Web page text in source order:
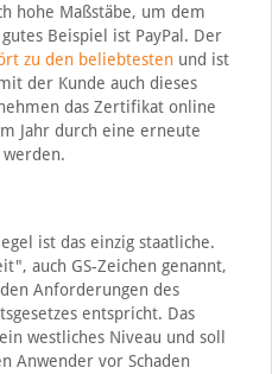
hohe Maßstäbe, um dem
Beispiel ist PayPal. Der
zu den beliebtestenund ist
der Kunde auch dieses
das Zertifikat online
Jahr durch eine erneute
ist das einzig staatliche.
auch GS-Zeichen genannt,
Anforderungen des
entspricht. Das
westliches Niveau und soll
Anwender vor Schaden